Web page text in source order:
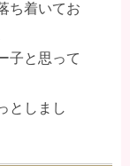
ち着いてお
子と思って
としまし